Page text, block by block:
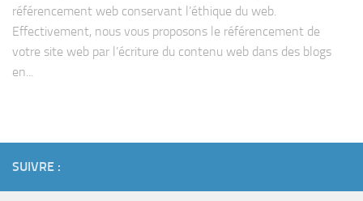
référencement web conservant l’éthique du web.
Effectivement, nous vous proposons le référencement de
votre site web par l’écriture du contenu web dans des blogs
en...
SUIVRE :